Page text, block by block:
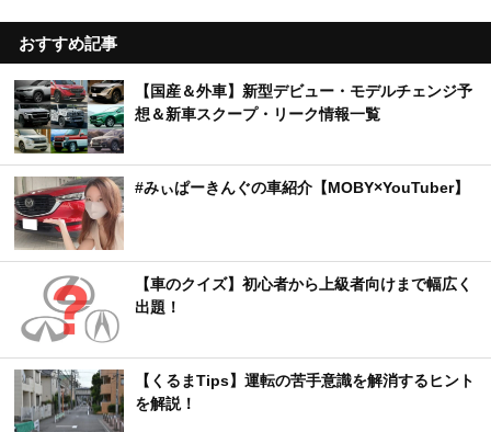
おすすめ記事
【国産＆外車】新型デビュー・モデルチェンジ予
想＆新車スクープ・リーク情報一覧
#みぃぱーきんぐの車紹介【MOBY×YouTuber】
【車のクイズ】初心者から上級者向けまで幅広く
出題！
【くるまTips】運転の苦手意識を解消するヒント
を解説！